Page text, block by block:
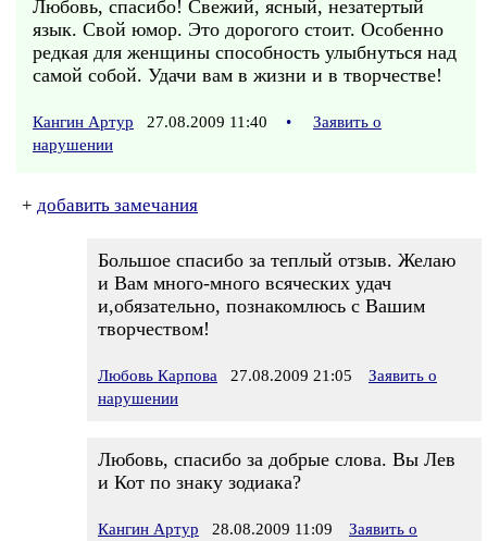
Любовь, спасибо! Свежий, ясный, незатертый
язык. Свой юмор. Это дорогого стоит. Особенно
редкая для женщины способность улыбнуться над
самой собой. Удачи вам в жизни и в творчестве!
Кангин Артур 27.08.2009 11:40 •
Заявить о
нарушении
+ добавить замечания
Большое спасибо за теплый отзыв. Желаю
и Вам много-много всяческих удач
и,обязательно, познакомлюсь с Вашим
творчеством!
Любовь Карпова 27.08.2009 21:05
Заявить о
нарушении
Любовь, спасибо за добрые слова. Вы Лев
и Кот по знаку зодиака?
Кангин Артур 28.08.2009 11:09
Заявить о